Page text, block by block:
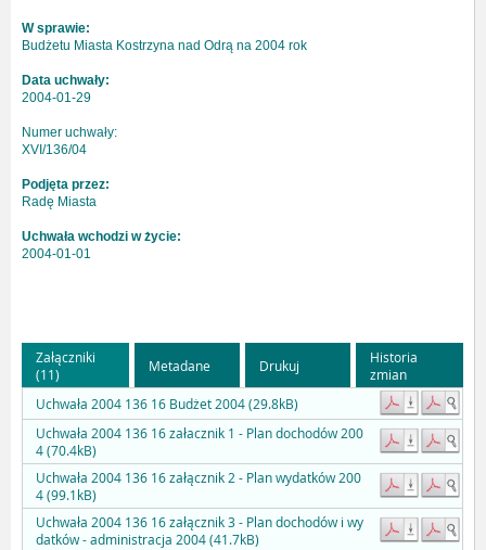
W sprawie:
Budżetu Miasta Kostrzyna nad Odrą na 2004 rok
Data uchwały:
2004-01-29
Numer uchwały:
XVI/136/04
Podjęta przez:
Radę Miasta
Uchwała wchodzi w życie:
2004-01-01
Załączniki
(11)
Metadane Drukuj
Historia
zmian
Uchwała 2004 136 16 Budżet 2004 (29.8kB)
Uchwała 2004 136 16 załacznik 1 - Plan dochodów 200
4 (70.4kB)
Uchwała 2004 136 16 załącznik 2 - Plan wydatków 200
4 (99.1kB)
Uchwała 2004 136 16 załącznik 3 - Plan dochodów i wy
datków - administracja 2004 (41.7kB)